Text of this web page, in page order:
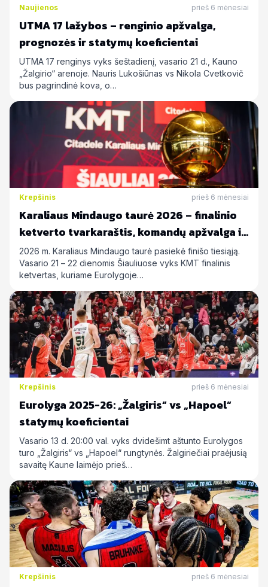
Naujienos prieš 6 mėnesiai
UTMA 17 lažybos – renginio apžvalga,
prognozės ir statymų koeficientai
UTMA 17 renginys vyks šeštadienį, vasario 21 d., Kauno
„Žalgirio“ arenoje. Nauris Lukošiūnas vs Nikola Cvetkovič
bus pagrindinė kova, o…
Krepšinis prieš 6 mėnesiai
Karaliaus Mindaugo taurė 2026 – finalinio
ketverto tvarkaraštis, komandų apžvalga ir
statymų prognozės
2026 m. Karaliaus Mindaugo taurė pasiekė finišo tiesiąją.
Vasario 21 – 22 dienomis Šiauliuose vyks KMT finalinis
ketvertas, kuriame Eurolygoje…
Krepšinis prieš 6 mėnesiai
Eurolyga 2025-26: „Žalgiris“ vs „Hapoel“
statymų koeficientai
Vasario 13 d. 20:00 val. vyks dvidešimt aštunto Eurolygos
turo „Žalgiris“ vs „Hapoel“ rungtynės. Žalgiriečiai praėjusią
savaitę Kaune laimėjo prieš…
Krepšinis prieš 6 mėnesiai